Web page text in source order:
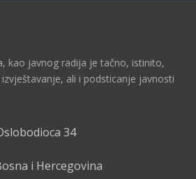
kao javnog radija je tačno, istinito,
ali i podsticanje javnosti
34
i Hercegovina